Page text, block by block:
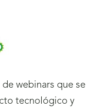
webinars que se
tecnológico y